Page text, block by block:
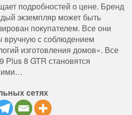
подробностей о цене. Бренд
экземпляр может быть
покупателем. Все они
вручную с соблюдением
изготовления домов». Все
Plus 8 GTR становятся
сетях